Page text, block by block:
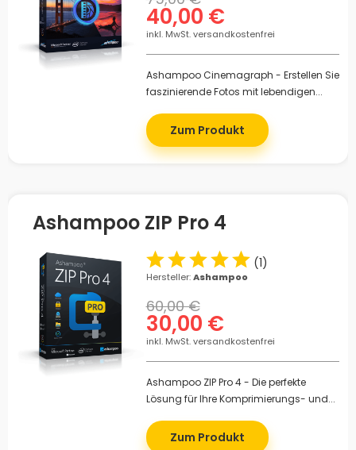
40,00 €
inkl. MwSt. versandkostenfrei
Ashampoo Cinemagraph - Erstellen Sie
faszinierende Fotos mit lebendigen...
Zum Produkt
Ashampoo ZIP Pro 4
(1)
Hersteller:Ashampoo
30,00 €
60,00 €
inkl. MwSt. versandkostenfrei
Ashampoo ZIP Pro 4 - Die perfekte
Lösung für Ihre Komprimierungs- und...
Zum Produkt